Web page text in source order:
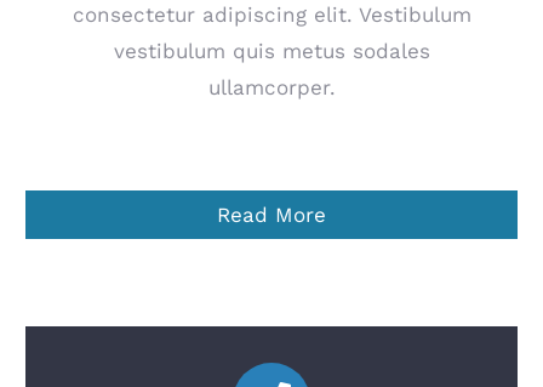
consectetur adipiscing elit. Vestibulum
vestibulum quis metus sodales
ullamcorper.
Read More